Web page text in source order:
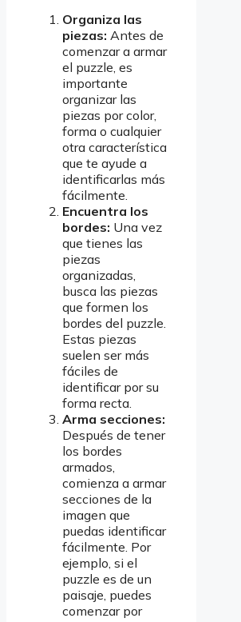
Organiza las
piezas: Antes de
comenzar a armar
el puzzle, es
importante
organizar las
piezas por color,
forma o cualquier
otra característica
que te ayude a
identificarlas más
fácilmente.
Encuentra los
bordes: Una vez
que tienes las
piezas
organizadas,
busca las piezas
que formen los
bordes del puzzle.
Estas piezas
suelen ser más
fáciles de
identificar por su
forma recta.
Arma secciones:
Después de tener
los bordes
armados,
comienza a armar
secciones de la
imagen que
puedas identificar
fácilmente. Por
ejemplo, si el
puzzle es de un
paisaje, puedes
comenzar por